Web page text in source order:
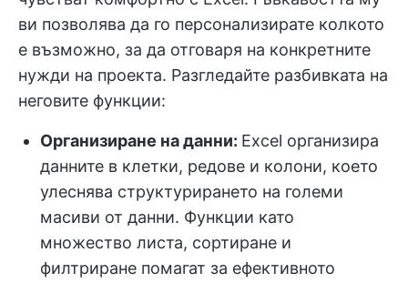
ви позволява да го персонализирате колкото
е възможно, за да отговаря на конкретните
нужди на проекта. Разгледайте разбивката на
неговите функции:
Организиране на данни: Excel организира
данните в клетки, редове и колони, което
улеснява структурирането на големи
масиви от данни. Функции като
множество листа, сортиране и
филтриране помагат за ефективното